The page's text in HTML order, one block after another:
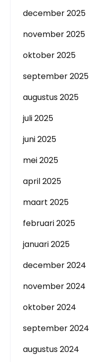
december 2025
november 2025
oktober 2025
september 2025
augustus 2025
juli 2025
juni 2025
mei 2025
april 2025
maart 2025
februari 2025
januari 2025
december 2024
november 2024
oktober 2024
september 2024
augustus 2024